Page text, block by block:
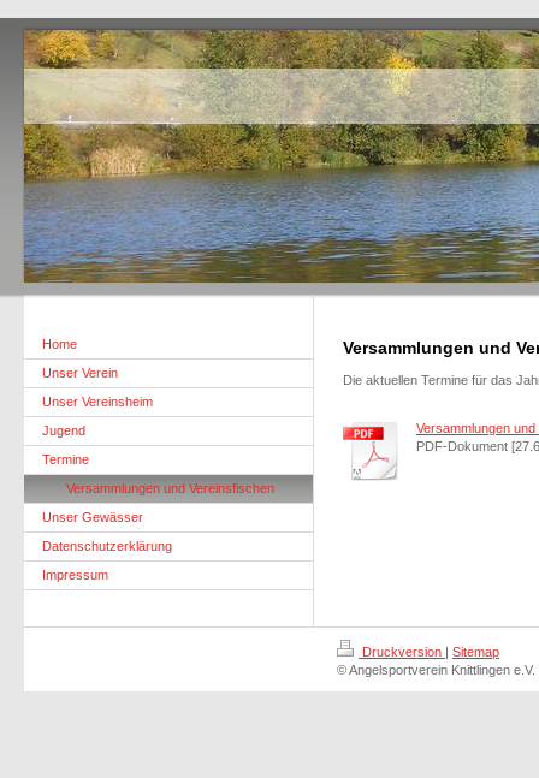
Home
Unser Verein
Unser Vereinsheim
Jugend
Termine
Versammlungen und Vereinsfischen
Unser Gewässer
Datenschutzerklärung
Impressum
Versammlungen und
Die aktuellen Termine für das
Versammlungen
PDF-Dokument
Druckversion | Sitemap
© Angelsportverein Knittlingen e.V.